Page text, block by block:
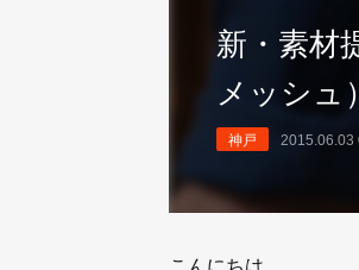
新・素材
メッシュ
神戸 2015.06.03